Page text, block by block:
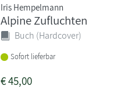
Iris Hempelmann
Alpine Zufluchten
Buch (Hardcover)
Sofort lieferbar
€45,00